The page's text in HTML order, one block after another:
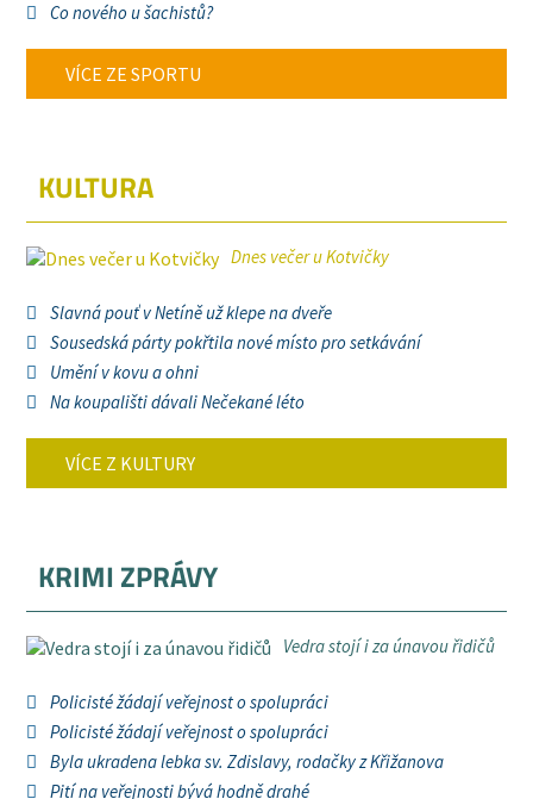
Co nového u šachistů?
VÍCE ZE SPORTU
KULTURA
Dnes večer u Kotvičky
Slavná pouť v Netíně už klepe na dveře
Sousedská párty pokřtila nové místo pro setkávání
Umění v kovu a ohni
Na koupališti dávali Nečekané léto
VÍCE Z KULTURY
KRIMI ZPRÁVY
Vedra stojí i za únavou řidičů
Policisté žádají veřejnost o spolupráci
Policisté žádají veřejnost o spolupráci
Byla ukradena lebka sv. Zdislavy, rodačky z Křižanova
Pití na veřejnosti bývá hodně drahé